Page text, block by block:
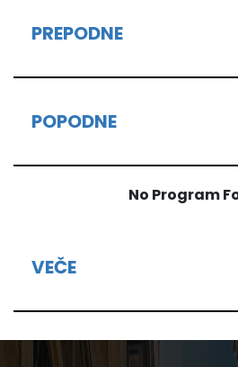
PREPODNE
POPODNE
No Program
VEČE